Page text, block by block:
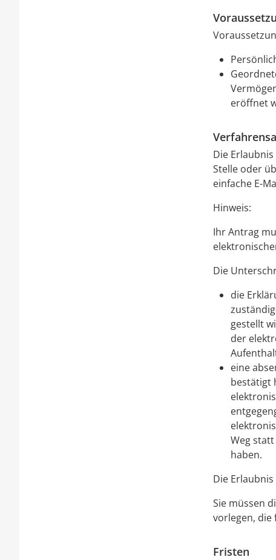
eröffnet
Die
Stelle oder
einfache E-
Hinweis:
Ihr Antrag
Die
die
gestellt
der
eine
bestätigt
Weg
haben.
Die
Sie müssen
vorlegen, die
Fristen